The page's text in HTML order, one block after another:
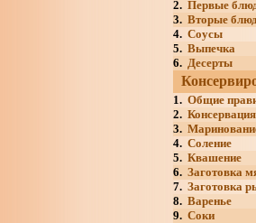
2. Первые
3. Вторые
4. Соусы
5. Выпечка
6. Десерты
1. Общие
2. Консервация
3.
4. Соление
5. Квашение
6. Заготовка
7. Заготовка
8. Варенье
9. Соки